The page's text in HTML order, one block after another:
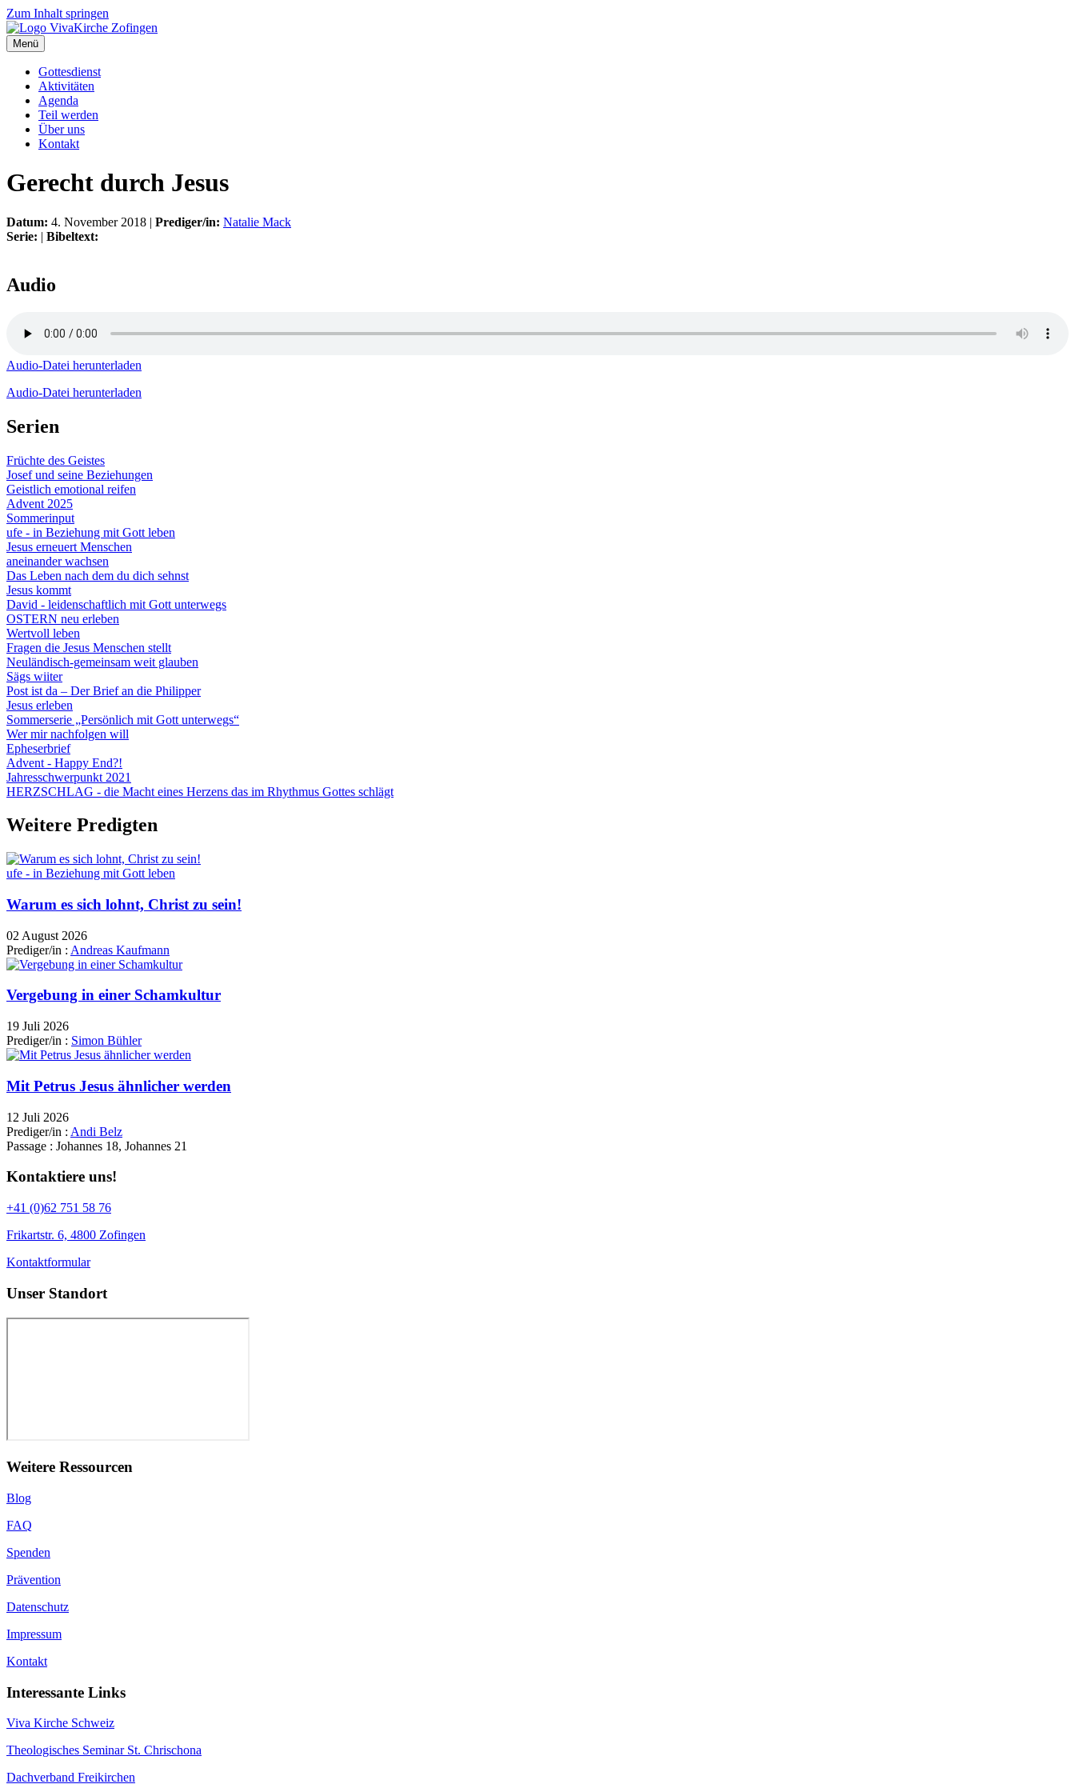
Zum Inhalt springen
Menü
Gottesdienst
Aktivitäten
Agenda
Teil werden
Über uns
Kontakt
Gerecht durch Jesus
Datum: 4. November 2018 | Prediger/in: Natalie Mack
Serie: | Bibeltext:
Audio
Audio-Datei herunterladen
Audio-Datei herunterladen
Serien
Früchte des Geistes
Josef und seine Beziehungen
Geistlich emotional reifen
Advent 2025
Sommerinput
ufe - in Beziehung mit Gott leben
Jesus erneuert Menschen
aneinander wachsen
Das Leben nach dem du dich sehnst
Jesus kommt
David - leidenschaftlich mit Gott unterwegs
OSTERN neu erleben
Wertvoll leben
Fragen die Jesus Menschen stellt
Neuländisch-gemeinsam weit glauben
Sägs wiiter
Post ist da – Der Brief an die Philipper
Jesus erleben
Sommerserie „Persönlich mit Gott unterwegs“
Wer mir nachfolgen will
Epheserbrief
Advent - Happy End?!
Jahresschwerpunkt 2021
HERZSCHLAG - die Macht eines Herzens das im Rhythmus Gottes schlägt
Weitere Predigten
ufe - in Beziehung mit Gott leben
Warum es sich lohnt, Christ zu sein!
02 August 2026
Prediger/in : Andreas Kaufmann
Vergebung in einer Schamkultur
19 Juli 2026
Prediger/in : Simon Bühler
Mit Petrus Jesus ähnlicher werden
12 Juli 2026
Prediger/in : Andi Belz
Passage : Johannes 18, Johannes 21
Kontaktiere uns!
+41 (0)62 751 58 76
Frikartstr. 6, 4800 Zofingen
Kontaktformular
Unser Standort
Weitere Ressourcen
Blog
FAQ
Spenden
Prävention
Datenschutz
Impressum
Kontakt
Interessante Links
Viva Kirche Schweiz
Theologisches Seminar St. Chrischona
Dachverband Freikirchen